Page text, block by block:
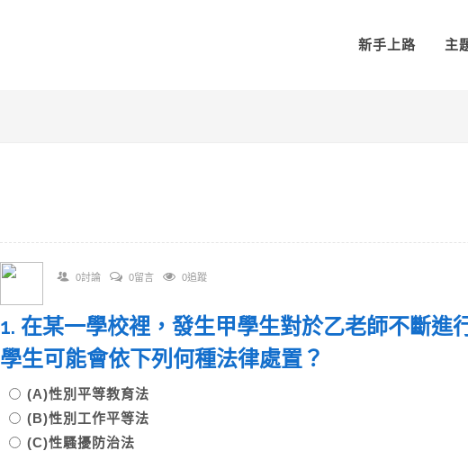
新手上路 主
0討論 0留言 0追蹤
1. 在某一學校裡，發生甲學生對於乙老師不斷進
學生可能會依下列何種法律處置？
(A)性別平等教育法
(B)性別工作平等法
(C)性騷擾防治法